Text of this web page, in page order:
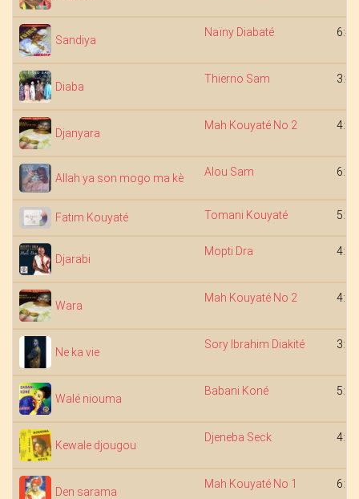
Sandiya
Naïny Diabaté 6:42
Diaba
Thierno Sam 3:42
Djanyara
Mah Kouyaté No 2 4:19
Allah ya son mogo ma kè Alou Sam 6:20
Fatim Kouyaté Tomani Kouyaté 5:01
Djarabi
Mopti Dra 4:09
Wara
Mah Kouyaté No 2 4:30
Ne ka vie
Sory Ibrahim Diakité 3:16
Walé niouma
Babani Koné 5:12
Kewale djougou
Djeneba Seck 4:37
Den sarama
Mah Kouyaté No 1 6:50